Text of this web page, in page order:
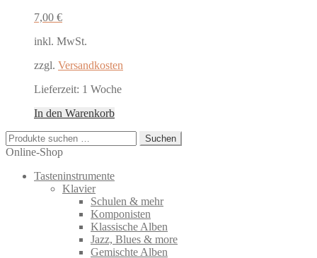
7,00 €
inkl. MwSt.
zzgl. Versandkosten
Lieferzeit: 1 Woche
In den Warenkorb
Suchen
nach:
Suchen
Online-Shop
Tasteninstrumente
Klavier
Schulen & mehr
Komponisten
Klassische Alben
Jazz, Blues & more
Gemischte Alben